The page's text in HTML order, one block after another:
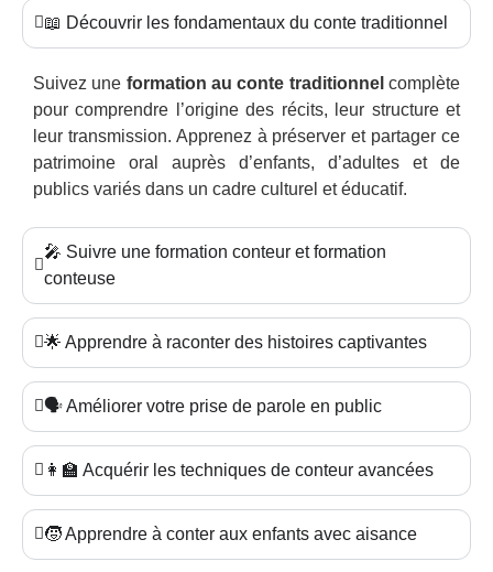
📖 Découvrir les fondamentaux du conte traditionnel
Suivez une formation au conte traditionnel complète
pour comprendre l’origine des récits, leur structure et
leur transmission. Apprenez à préserver et partager ce
patrimoine oral auprès d’enfants, d’adultes et de
publics variés dans un cadre culturel et éducatif.
🎤 Suivre une formation conteur et formation
conteuse
🌟 Apprendre à raconter des histoires captivantes
🗣️ Améliorer votre prise de parole en public
👩‍🏫 Acquérir les techniques de conteur avancées
🧒 Apprendre à conter aux enfants avec aisance